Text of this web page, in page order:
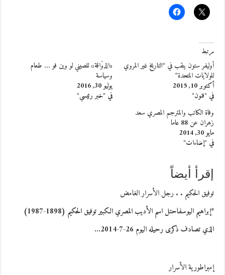
مرتبط
أوليفر ستون ينقب في “التاريخ غير المروي
للولايات المتحدة”
أكتوبر 10, 2015
في "فنون"
«الذوّاقة» للصيني لو وين فو … طعام
وسياسة
يوليو 30, 2016
في "خبر رئيسي"
وفاة الكاتب والمترجم المصري سعد
زهران عن 88 عاما
مايو 30, 2014
في "إضاءات"
إقرأ أيضاً
توفيق الحكيم . . رجل الأسرار الغامض
*إبراهيم اليوسفاحتل اسم الأديب المصري الكبير توفيق الحكيم (1898-1987)
الذي تصادف ذكرى رحيله اليوم 26-7-2014…
إمبراطورية الأسرار